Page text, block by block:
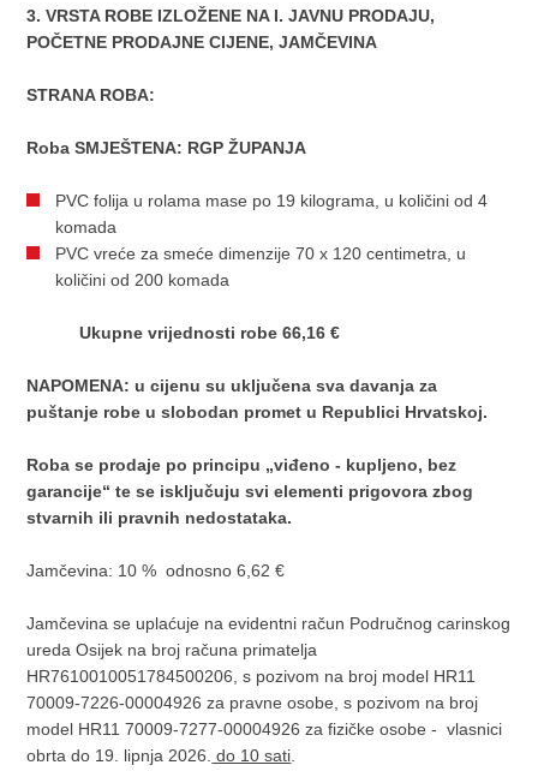
3. VRSTA ROBE IZLOŽENE NA I. JAVNU PRODAJU,
POČETNE PRODAJNE CIJENE, JAMČEVINA
STRANA ROBA:
Roba SMJEŠTENA: RGP ŽUPANJA
PVC folija u rolama mase po 19 kilograma, u količini od 4
komada
PVC vreće za smeće dimenzije 70 x 120 centimetra, u
količini od 200 komada
Ukupne vrijednosti robe 66,16 €
NAPOMENA: u cijenu su uključena sva davanja za
puštanje robe u slobodan promet u Republici Hrvatskoj.
Roba se prodaje po principu „viđeno - kupljeno, bez
garancije“ te se isključuju svi elementi prigovora zbog
stvarnih ili pravnih nedostataka.
Jamčevina: 10 % odnosno 6,62 €
Jamčevina se uplaćuje na evidentni račun Područnog carinskog
ureda Osijek na broj računa primatelja
HR7610010051784500206, s pozivom na broj model HR11
70009-7226-00004926 za pravne osobe, s pozivom na broj
model HR11 70009-7277-00004926 za fizičke osobe - vlasnici
obrta do 19. lipnja 2026. do 10 sati